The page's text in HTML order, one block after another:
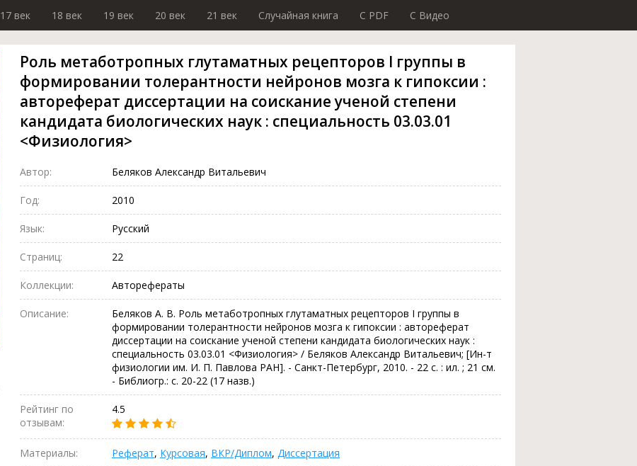
17 век 18 век 19 век 20 век 21 век Случайная книга C PDF C Видео
Роль метаботропных глутаматных рецепторов I группы в
формировании толерантности нейронов мозга к гипоксии :
автореферат диссертации на соискание ученой степени
кандидата биологических наук : специальность 03.03.01
<Физиология>
Автор: Беляков Александр Витальевич
Год: 2010
Язык: Русский
Страниц: 22
Коллекции: Авторефераты
Описание:
Беляков А. В. Роль метаботропных глутаматных рецепторов I группы в
формировании толерантности нейронов мозга к гипоксии : автореферат
диссертации на соискание ученой степени кандидата биологических наук :
специальность 03.03.01 <Физиология> / Беляков Александр Витальевич; [Ин-т
физиологии им. И. П. Павлова РАН]. - Санкт-Петербург, 2010. - 22 с. : ил. ; 21 см.
- Библиогр.: c. 20-22 (17 назв.)
Рейтинг по
отзывам:
4.5
Материалы: Реферат, Курсовая, ВКР/Диплом, Диссертация